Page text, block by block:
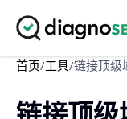
工具
首页/工具/链接顶级